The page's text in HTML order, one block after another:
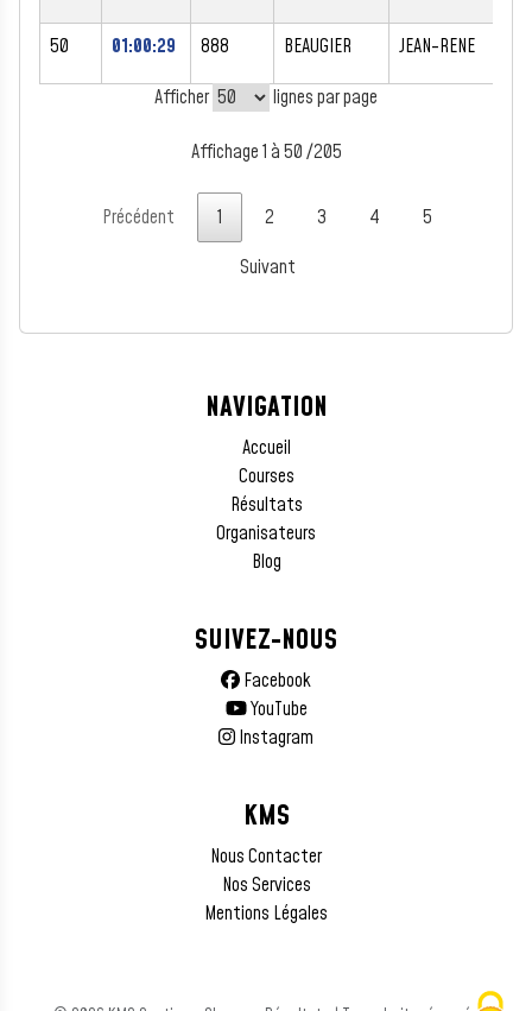
50 01:00:29 888 BEAUGIER JEAN-RENE
Afficher
lignes par page
Affichage 1 à 50 /205
Précédent 1 2 3 4
5
Suivant
NAVIGATION
Accueil
Courses
Résultats
Organisateurs
Blog
SUIVEZ-NOUS
Facebook
YouTube
Instagram
KMS
Nous Contacter
Nos Services
Mentions Légales